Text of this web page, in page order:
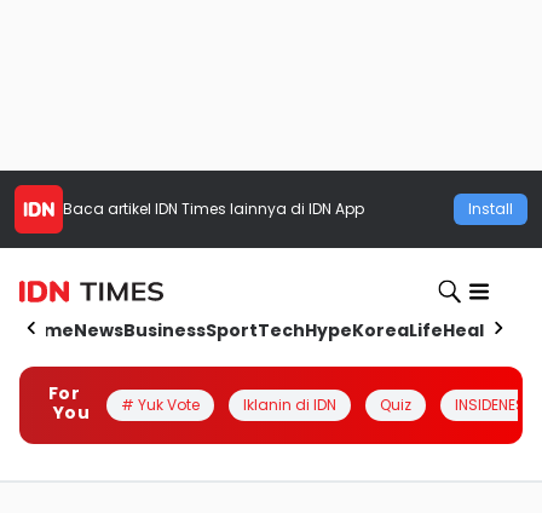
Baca artikel IDN Times lainnya di IDN App Install
HomeNewsBusinessSportTechHypeKoreaLifeHealth
For
You
# Yuk Vote Iklanin di IDN Quiz INSIDENESIA